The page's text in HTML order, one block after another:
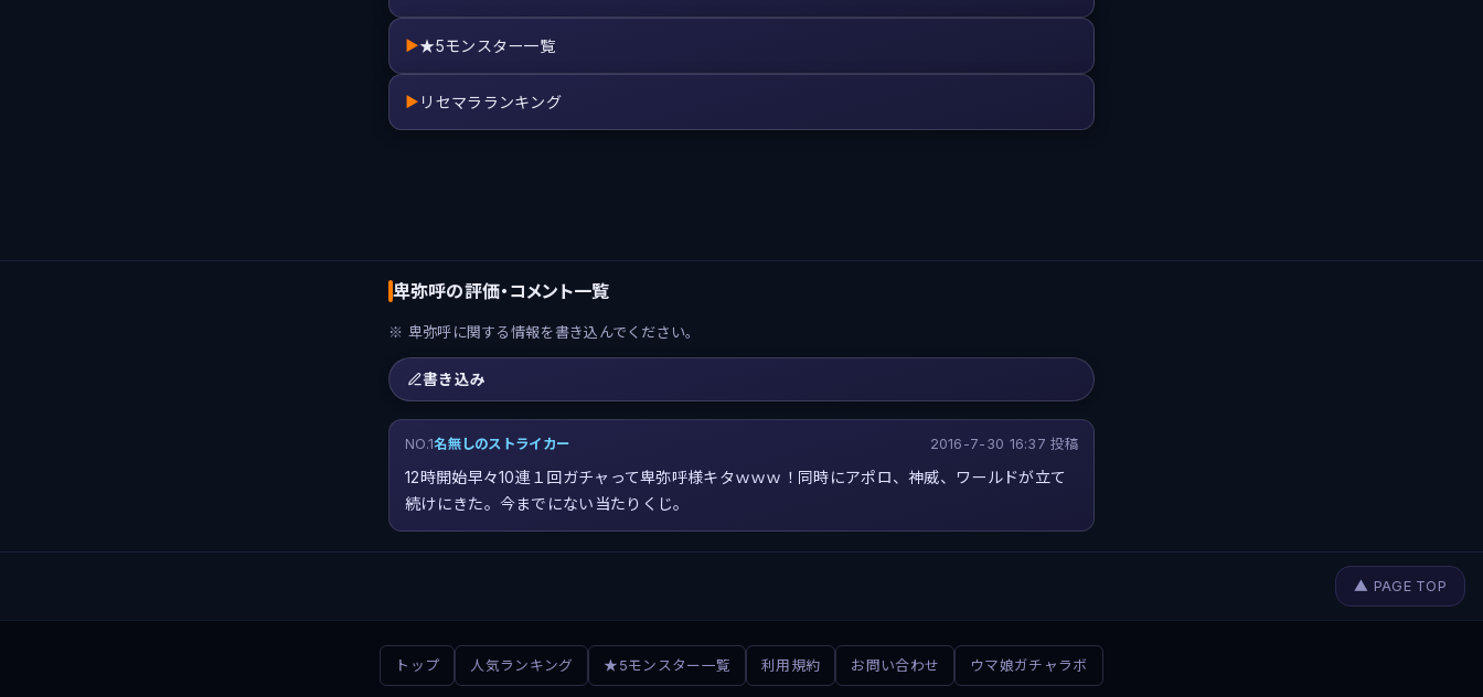
▶★5モンスター一覧
▶ リセマラランキング
卑弥呼の評価・コメント一覧
※ 卑弥呼に関する情報を書き込んでください。
書き込み
NO.1名無しのストライカー 2016-7-30 16:37 投稿
12時開始早々10連１回ガチャって卑弥呼様キタｗｗｗ！同時にアポロ、神威、ワールドが立て
続けにきた。今までにない当たりくじ。
▲ PAGE TOP
トップ 人気ランキング ★5モンスター一覧 利用規約 お問い合わせ ウマ娘ガチャラボ